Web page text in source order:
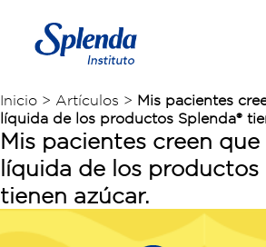
Inicio > Artículos > Mis pacientes
líquida de los productos Splenda®
Mis pacientes creen que
líquida de los productos
tienen azúcar.